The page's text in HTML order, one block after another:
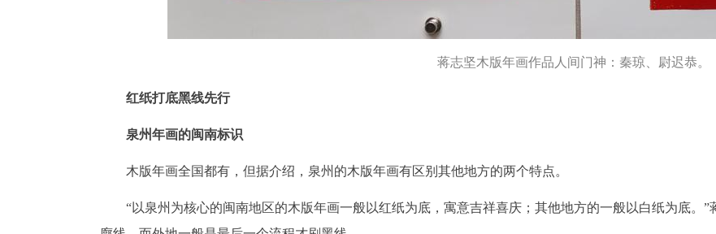
蒋志坚木版年画作品人间门神：秦琼、尉迟恭。
红纸打底黑线先行
泉州年画的闽南标识
木版年画全国都有，但据介绍，泉州的木版年画有区别其他地方的两个特点。
“以泉州为核心的闽南地区的木版年画一般以红纸为底，寓意吉祥喜庆；其他地方的一般以白纸为底。